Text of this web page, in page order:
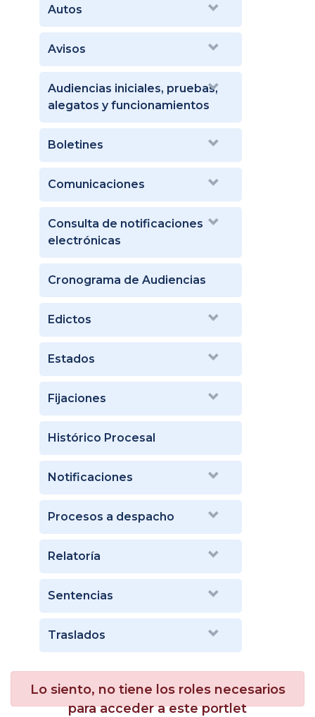
Autos
Avisos
Audiencias iniciales, pruebas,
alegatos y funcionamientos
Boletines
Comunicaciones
Consulta de notificaciones
electrónicas
Cronograma de Audiencias
Edictos
Estados
Fijaciones
Histórico Procesal
Notificaciones
Procesos a despacho
Relatoría
Sentencias
Traslados
Lo siento, no tiene los roles necesarios
para acceder a este portlet